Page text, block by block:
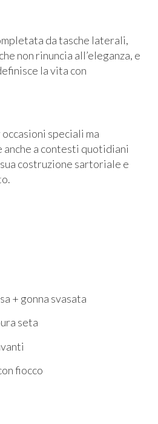
da tasche laterali,
non rinuncia all’eleganza, e
la vita con
speciali ma
a contesti quotidiani
costruzione sartoriale e
+ gonna svasata
seta
fiocco